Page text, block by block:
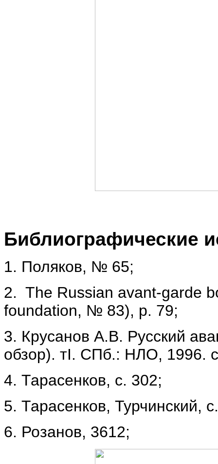
Библиографические
1. Поляков, № 65;
2. The Russian avant-garde
foundation, № 83), р. 79;
3. Крусанов А.В. Русский
обзор). тI. СПб.: НЛО, 1996.
4. Тарасенков, с. 302;
5. Тарасенков, Турчинский,
6. Розанов, 3612;